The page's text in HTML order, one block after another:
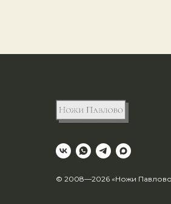
© 2008—2026 «Ножи